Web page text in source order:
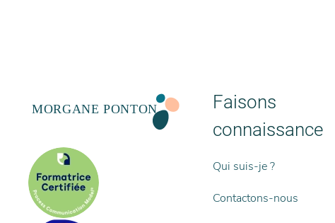
Faisons
connaissance
Qui suis-je ?
Contactons-nous